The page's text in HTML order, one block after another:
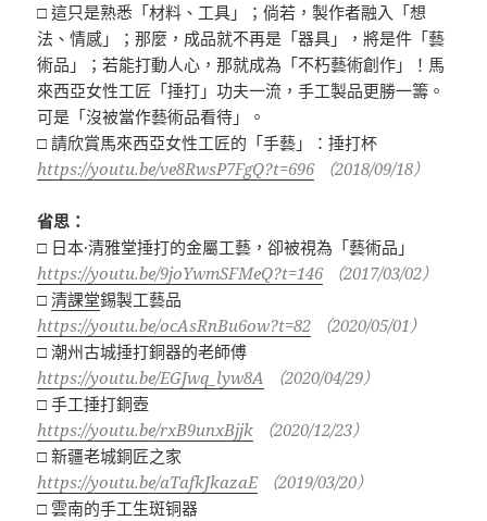
□ 這只是熟悉「材料、工具」；倘若，製作者融入「想
法、情感」；那麼，成品就不再是「器具」，將是件「藝
術品」；若能打動人心，那就成為「不朽藝術創作」！馬
來西亞女性工匠「捶打」功夫一流，手工製品更勝一籌。
可是「沒被當作藝術品看待」。
□ 請欣賞馬來西亞女性工匠的「手藝」：捶打杯
https://youtu.be/ve8RwsP7FgQ?t=696（2018/09/18）
省思：
□ 日本·清雅堂捶打的金屬工藝，卻被視為「藝術品」
https://youtu.be/9joYwmSFMeQ?t=146（2017/03/02）
□清課堂錫製工藝品
https://youtu.be/ocAsRnBu6ow?t=82 （2020/05/01）
□ 潮州古城捶打銅器的老師傅
https://youtu.be/EGJwq_lyw8A （2020/04/29）
□ 手工捶打銅壺
https://youtu.be/rxB9unxBjjk （2020/12/23）
□ 新疆老城銅匠之家
https://youtu.be/aTafkJkazaE（2019/03/20）
□ 雲南的手工生斑铜器